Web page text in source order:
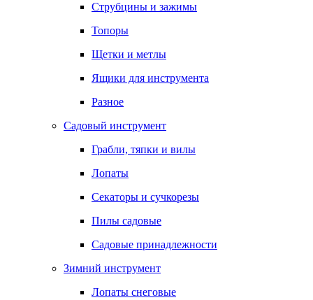
Струбцины и зажимы
Топоры
Щетки и метлы
Ящики для инструмента
Разное
Садовый инструмент
Грабли, тяпки и вилы
Лопаты
Секаторы и сучкорезы
Пилы садовые
Садовые принадлежности
Зимний инструмент
Лопаты снеговые